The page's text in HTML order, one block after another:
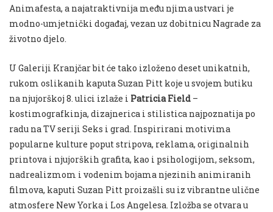
Animafesta, a najatraktivnija među njima ustvari je
modno-umjetnički događaj, vezan uz dobitnicu Nagrade za
životno djelo.
U Galeriji Kranjčar bit će tako izloženo deset unikatnih,
rukom oslikanih kaputa Suzan Pitt koje u svojem butiku
na njujorškoj 8. ulici izlaže i Patricia Field –
kostimografkinja, dizajnerica i stilistica najpoznatija po
radu na TV seriji Seks i grad. Inspirirani motivima
popularne kulture poput stripova, reklama, originalnih
printova i njujorških grafita, kao i psihologijom, seksom,
nadrealizmom i vodenim bojama njezinih animiranih
filmova, kaputi Suzan Pitt proizašli su iz vibrantne ulične
atmosfere New Yorka i Los Angelesa. Izložba se otvara u